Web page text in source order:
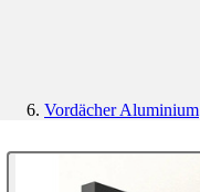
Vordächer Aluminium